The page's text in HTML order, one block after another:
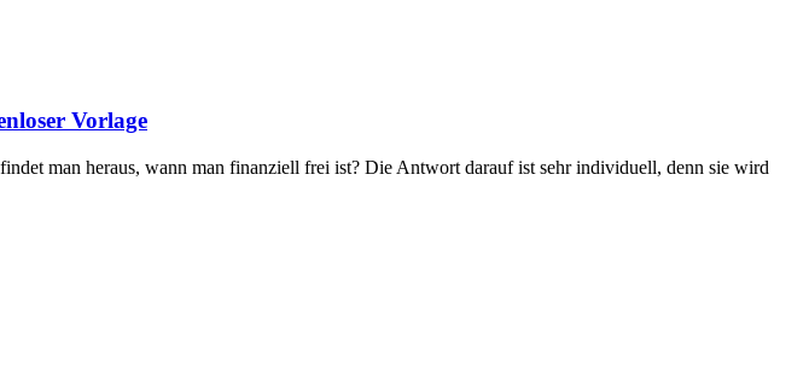
Vorlage
man heraus, wann man finanziell frei ist? Die Antwort darauf ist sehr individuell, denn sie wird